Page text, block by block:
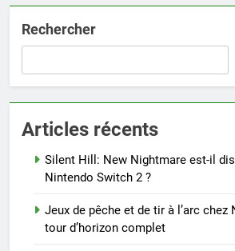
Rechercher
Articles récents
Silent Hill: New Nightmare est-il
Nintendo Switch 2 ?
Jeux de pêche et de tir à l’arc chez
tour d’horizon complet